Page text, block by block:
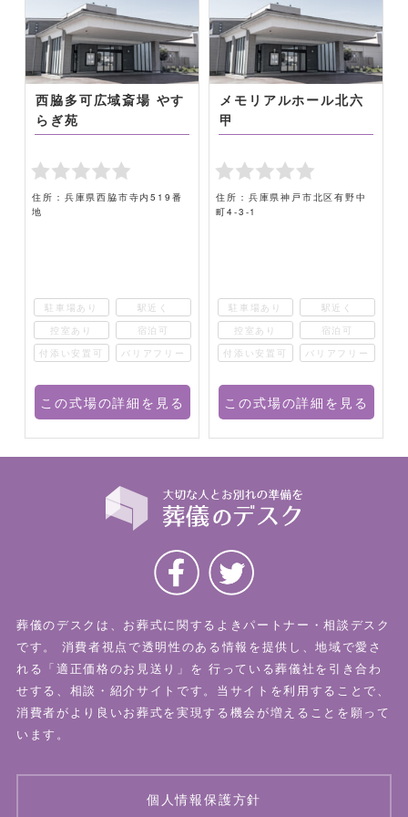
西脇多可広域斎場 やす
らぎ苑
住所：兵庫県西脇市寺内519番
地
駐車場あり
駅近く
控室あり
宿泊可
付添い安置可
バリアフリー
この式場の詳細を見る
メモリアルホール北六
甲
住所：兵庫県神戸市北区有野中
町4-3-1
駐車場あり
駅近く
控室あり
宿泊可
付添い安置可
バリアフリー
この式場の詳細を見る
葬儀のデスクは、お葬式に関するよきパートナー・相談デスク
です。
消費者視点で透明性のある情報を提供し、地域で愛さ
れる「適正価格のお見送り」を 行っている葬儀社を引き合わ
せする、相談・紹介サイトです。当サイトを利用することで、
消費者がより良いお葬式を実現する機会が増えることを願って
います。
個人情報保護方針